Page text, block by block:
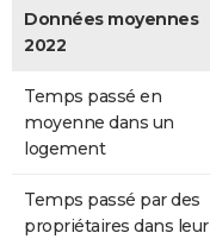
Données moyennes
2022
Temps passé en
moyenne dans un
logement
Temps passé par des
propriétaires dans leur